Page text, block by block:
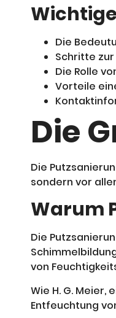
Die
Schritte
Die Rolle
Vorteile
Die
Die
sondern vor
Warum
Die
von
Wie H. G.
Entfeuchtung